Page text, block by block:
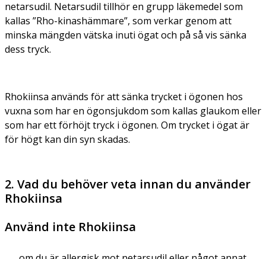
netarsudil. Netarsudil tillhör en grupp läkemedel som
kallas ”Rho-kinashämmare”, som verkar genom att
minska mängden vätska inuti ögat och på så vis sänka
dess tryck.
Rhokiinsa används för att sänka trycket i ögonen hos
vuxna som har en ögonsjukdom som kallas glaukom eller
som har ett förhöjt tryck i ögonen. Om trycket i ögat är
för högt kan din syn skadas.
2. Vad du behöver veta innan du använder
Rhokiinsa
Använd inte Rhokiinsa